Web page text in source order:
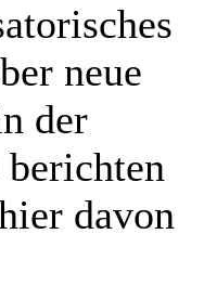
neue
der
davon